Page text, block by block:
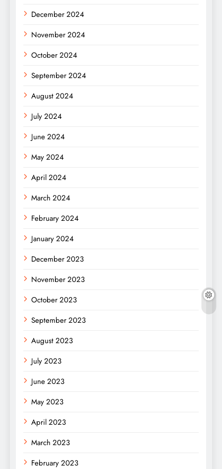
December 2024
November 2024
October 2024
September 2024
August 2024
July 2024
June 2024
May 2024
April 2024
March 2024
February 2024
January 2024
December 2023
November 2023
October 2023
September 2023
August 2023
July 2023
June 2023
May 2023
April 2023
March 2023
February 2023